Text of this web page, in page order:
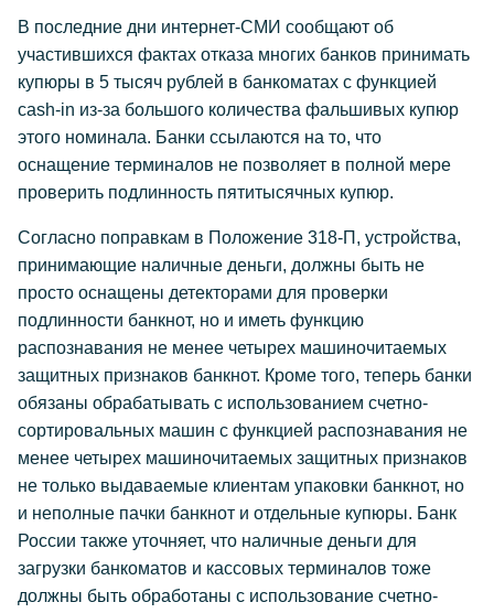
В последние дни интернет-СМИ сообщают об
участившихся фактах отказа многих банков принимать
купюры в 5 тысяч рублей в банкоматах с функцией
cash-in из-за большого количества фальшивых купюр
этого номинала. Банки ссылаются на то, что
оснащение терминалов не позволяет в полной мере
проверить подлинность пятитысячных купюр.
Согласно поправкам в Положение 318-П, устройства,
принимающие наличные деньги, должны быть не
просто оснащены детекторами для проверки
подлинности банкнот, но и иметь функцию
распознавания не менее четырех машиночитаемых
защитных признаков банкнот. Кроме того, теперь банки
обязаны обрабатывать с использованием счетно-
сортировальных машин с функцией распознавания не
менее четырех машиночитаемых защитных признаков
не только выдаваемые клиентам упаковки банкнот, но
и неполные пачки банкнот и отдельные купюры. Банк
России также уточняет, что наличные деньги для
загрузки банкоматов и кассовых терминалов тоже
должны быть обработаны с использование счетно-